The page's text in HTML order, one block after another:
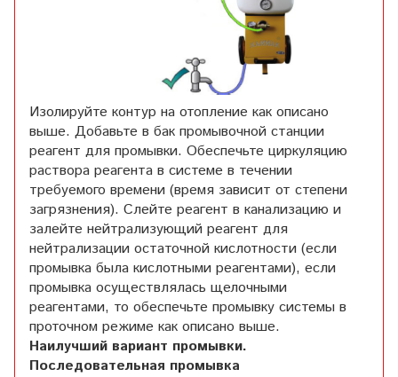
Изолируйте контур на отопление как описано
выше. Добавьте в бак промывочной станции
реагент для промывки. Обеспечьте циркуляцию
раствора реагента в системе в течении
требуемого времени (время зависит от степени
загрязнения). Слейте реагент в канализацию и
залейте нейтрализующий реагент для
нейтрализации остаточной кислотности (если
промывка была кислотными реагентами), если
промывка осуществлялась щелочными
реагентами, то обеспечьте промывку системы в
проточном режиме как описано выше.
Наилучший вариант промывки.
Последовательная промывка